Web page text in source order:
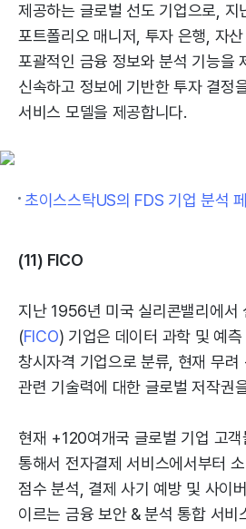
제공하는 글로벌 선도 기업으로,
포트폴리오 매니저, 투자 은행, 자산
포괄적인 금융 정보와 분석 기능을
신속하고 정보에 기반한 투자 결정
서비스 모델을 제공합니다.
초이스스탁US의 FDS 기업 분석
(11) FICO
지난 1956년 미국 실리콘밸리에
(FICO) 기업은 데이터 과학 및 예측
창시자격 기업으로 분류, 현재 무려
관련 기술력에 대한 글로벌 저작권
현재 +120여개국 글로벌 기업 고
통해서 전자결제 서비스에서부터
점수 분석, 결제 사기 예방 및 사이
이르는 금융 보안 & 분석 통합 서비